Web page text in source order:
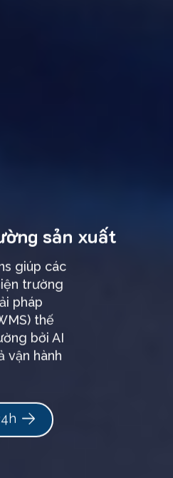
sản xuất
giúp các
trường
pháp
thế
bởi AI
vận hành